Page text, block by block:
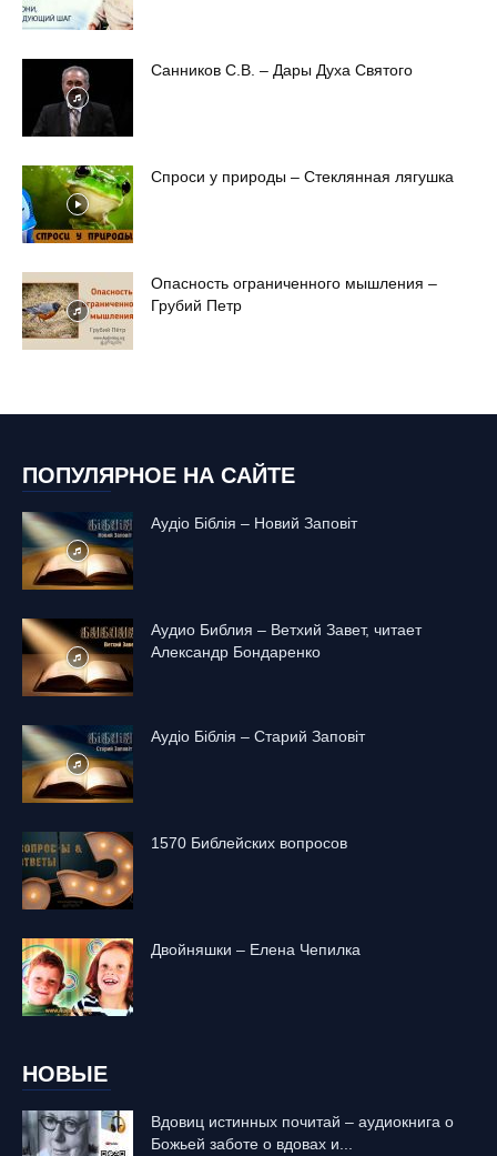
Санников С.В. – Дары Духа Святого
Спроси у природы – Стеклянная лягушка
Опасность ограниченного мышления –
Грубий Петр
ПОПУЛЯРНОЕ НА САЙТЕ
Аудіо Біблія – Новий Заповіт
Аудио Библия – Ветхий Завет, читает
Александр Бондаренко
Аудіо Біблія – Старий Заповіт
1570 Библейских вопросов
Двойняшки – Елена Чепилка
НОВЫЕ
Вдовиц истинных почитай – аудиокнига о
Божьей заботе о вдовах и...